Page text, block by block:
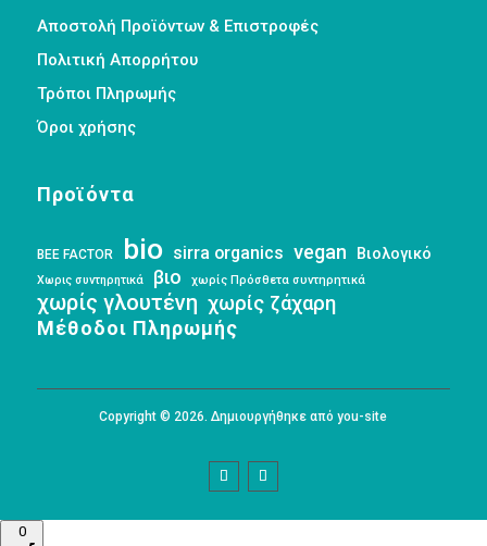
Αποστολή Προϊόντων & Επιστροφές
Πολιτική Απορρήτου
Τρόποι Πληρωμής
Όροι χρήσης
Προϊόντα
BEE FACTOR bio sirra organics vegan Βιολογικό
Χωρις συντηρητικά βιο χωρίς Πρόσθετα συντηρητικά
χωρίς γλουτένη χωρίς ζάχαρη
Μέθοδοι Πληρωμής
Copyright © 2026. Δημιουργήθηκε από you-site
0